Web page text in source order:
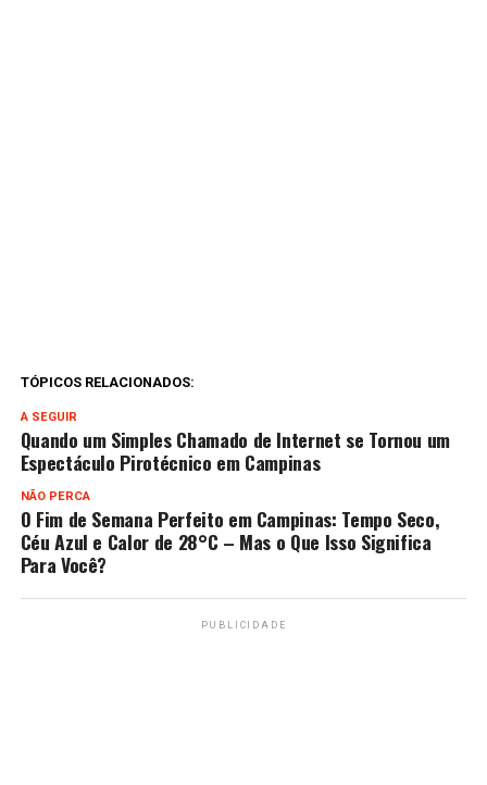
TÓPICOS RELACIONADOS:
A SEGUIR
Quando um Simples Chamado de Internet se Tornou um
Espectáculo Pirotécnico em Campinas
NÃO PERCA
O Fim de Semana Perfeito em Campinas: Tempo Seco,
Céu Azul e Calor de 28°C – Mas o Que Isso Significa
Para Você?
PUBLICIDADE